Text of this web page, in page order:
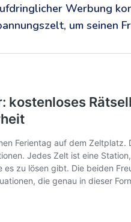
Werbung
um seinen